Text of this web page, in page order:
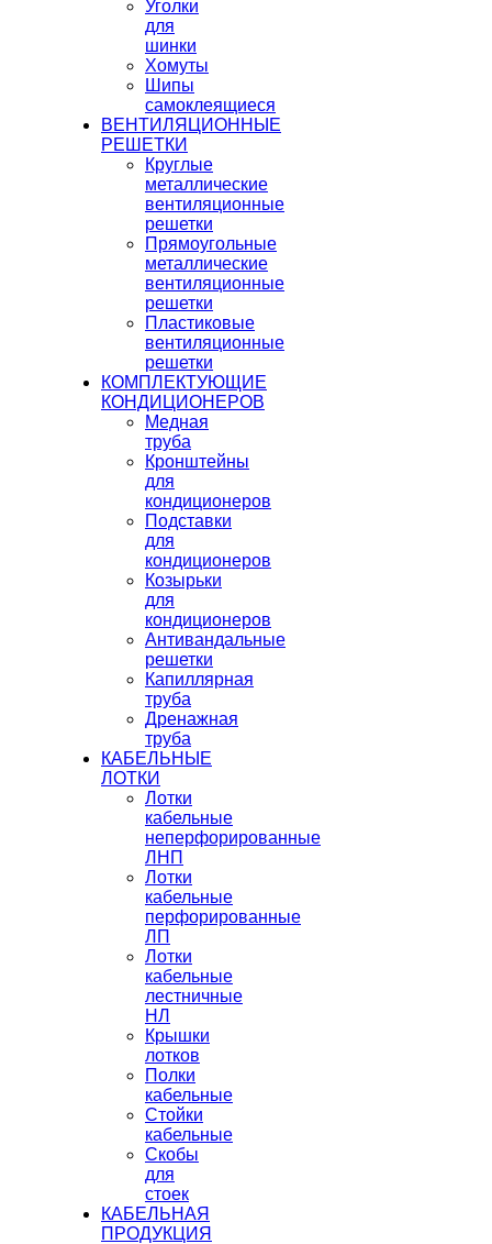
Уголки
для
шинки
Хомуты
Шипы
самоклеящиеся
ВЕНТИЛЯЦИОННЫЕ
РЕШЕТКИ
Круглые
металлические
вентиляционные
решетки
Прямоугольные
металлические
вентиляционные
решетки
Пластиковые
вентиляционные
решетки
КОМПЛЕКТУЮЩИЕ
КОНДИЦИОНЕРОВ
Медная
труба
Кронштейны
для
кондиционеров
Подставки
для
кондиционеров
Козырьки
для
кондиционеров
Антивандальные
решетки
Капиллярная
труба
Дренажная
труба
КАБЕЛЬНЫЕ
ЛОТКИ
Лотки
кабельные
неперфорированные
ЛНП
Лотки
кабельные
перфорированные
ЛП
Лотки
кабельные
лестничные
НЛ
Крышки
лотков
Полки
кабельные
Стойки
кабельные
Скобы
для
стоек
КАБЕЛЬНАЯ
ПРОДУКЦИЯ